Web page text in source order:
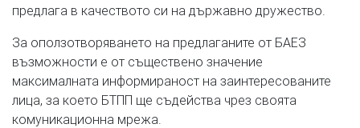
предлага в качеството си на държавно дружество.
За оползотворяването на предлаганите от БАЕЗ
възможности е от съществено значение
максималната информираност на заинтересованите
лица, за което БТПП ще съдейства чрез своята
комуникационна мрежа.